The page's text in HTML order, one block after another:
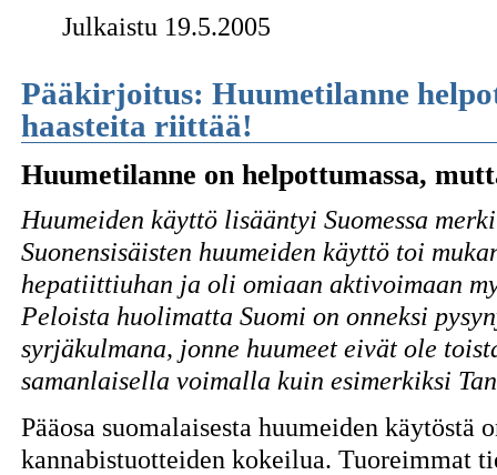
Julkaistu 19.5.2005
Pääkirjoitus: Huumetilanne
haasteita riittää!
Huumetilanne on helpottumassa,
Huumeiden käyttö lisääntyi Suomessa
Suonensisäisten huumeiden käyttö toi
hepatiittiuhan ja oli omiaan aktivoimaan
Peloista huolimatta Suomi on onneksi
syrjäkulmana, jonne huumeet eivät ole
samanlaisella voimalla kuin esimerkiksi
Pääosa suomalaisesta huumeiden käytöstä
kannabistuotteiden kokeilua. Tuoreimmat